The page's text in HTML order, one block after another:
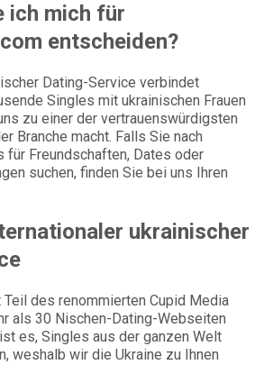
ich mich für
entscheiden?
Dating-Service verbindet
Singles mit ukrainischen Frauen
zu einer der vertrauenswürdigsten
Branche macht. Falls Sie nach
für Freundschaften, Dates oder
suchen, finden Sie bei uns Ihren
ukrainischer
des renommierten Cupid Media
als 30 Nischen-Dating-Webseiten
es, Singles aus der ganzen Welt
weshalb wir die Ukraine zu Ihnen